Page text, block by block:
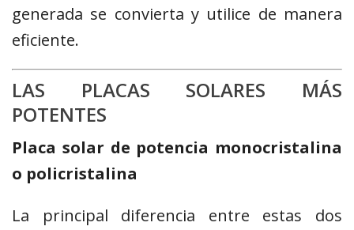
generada se convierta y utilice de manera
eficiente.
LAS PLACAS SOLARES MÁS
POTENTES
Placa solar de potencia monocristalina
o policristalina
La principal diferencia entre estas dos